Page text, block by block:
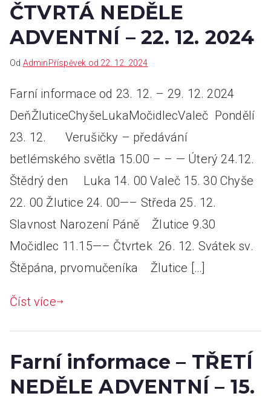
ČTVRTÁ NEDĚLE
ADVENTNÍ – 22. 12. 2024
Od AdminPříspěvek od 22. 12. 2024
Farní informace od 23. 12. – 29. 12. 2024
DeňŽluticeChyšeLukaMočidlecValeč Pondělí
23. 12. Verušičky – předávání
betlémského světla 15.00 – – — Úterý 24.12.
Štědrý den Luka 14. 00 Valeč 15. 30 Chyše
22. 00 Žlutice 24. 00—– Středa 25. 12.
Slavnost Narození Páně Žlutice 9.30
Močidlec 11.15—– Čtvrtek 26. 12. Svátek sv.
Štěpána, prvomučeníka Žlutice […]
Číst více
Farní informace – TŘETÍ
NEDĚLE ADVENTNÍ – 15.